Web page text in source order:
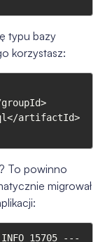
typu bazy
korzystasz:
To powinno
migrował
15705 ---